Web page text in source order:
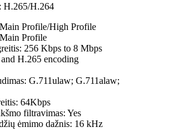
H.265/H.264
Main Profile/High Profile
Main Profile
256 Kbps to 8 Mbps
H.265 encoding
G.711ulaw; G.711alaw;
64Kbps
filtravimas: Yes
ėmimo dažnis: 16 kHz